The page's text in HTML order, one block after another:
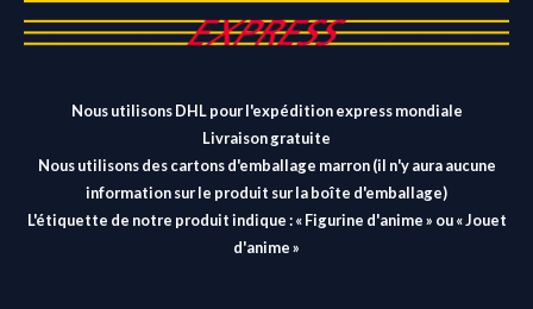
Nous utilisons DHL pour l'expédition express mondiale
Livraison gratuite
Nous utilisons des cartons d'emballage marron (il n'y aura aucune
information sur le produit sur la boîte d'emballage)
L'étiquette de notre produit indique : « Figurine d'anime » ou « Jouet
d'anime »